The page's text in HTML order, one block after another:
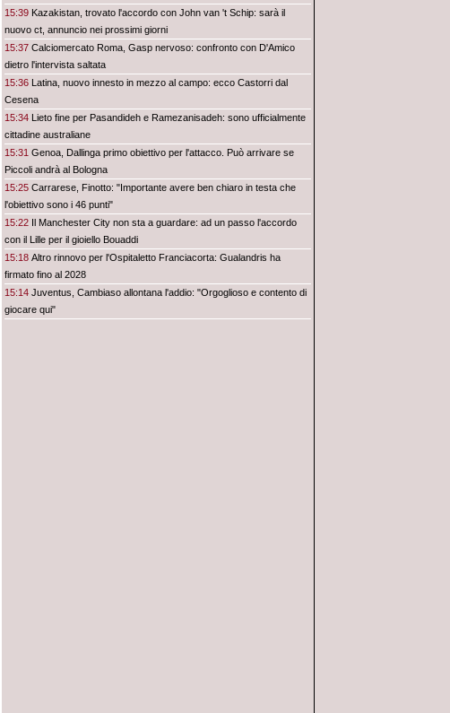
15:39 Kazakistan, trovato l'accordo con John van 't Schip: sarà il
nuovo ct, annuncio nei prossimi giorni
15:37 Calciomercato Roma, Gasp nervoso: confronto con D'Amico
dietro l'intervista saltata
15:36 Latina, nuovo innesto in mezzo al campo: ecco Castorri dal
Cesena
15:34 Lieto fine per Pasandideh e Ramezanisadeh: sono ufficialmente
cittadine australiane
15:31 Genoa, Dallinga primo obiettivo per l'attacco. Può arrivare se
Piccoli andrà al Bologna
15:25 Carrarese, Finotto: "Importante avere ben chiaro in testa che
l'obiettivo sono i 46 punti"
15:22 Il Manchester City non sta a guardare: ad un passo l'accordo
con il Lille per il gioiello Bouaddi
15:18 Altro rinnovo per l'Ospitaletto Franciacorta: Gualandris ha
firmato fino al 2028
15:14 Juventus, Cambiaso allontana l'addio: "Orgoglioso e contento di
giocare qui"